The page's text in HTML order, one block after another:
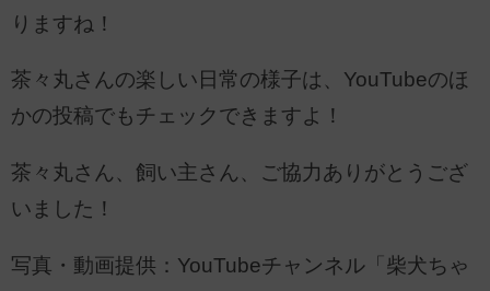
りますね！
茶々丸さんの楽しい日常の様子は、YouTubeのほ
かの投稿でもチェックできますよ！
茶々丸さん、飼い主さん、ご協力ありがとうござ
いました！
写真・動画提供：YouTubeチャンネル「柴犬ちゃ